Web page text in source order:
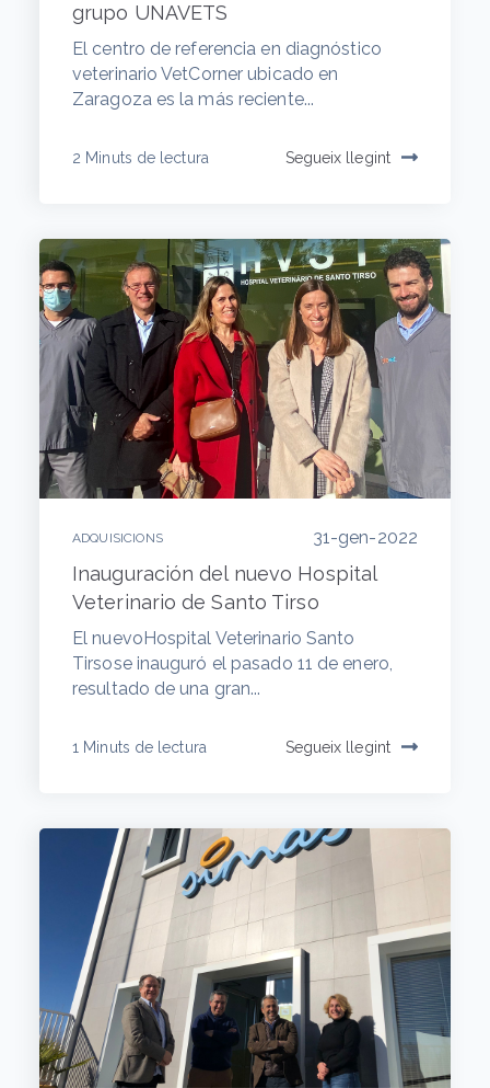
grupo UNAVETS
El centro de referencia en diagnóstico
veterinario VetCorner ubicado en
Zaragoza es la más reciente...
2 Minuts de lectura Segueix llegint
ADQUISICIONS 31-gen-2022
Inauguración del nuevo Hospital
Veterinario de Santo Tirso
El nuevoHospital Veterinario Santo
Tirsose inauguró el pasado 11 de enero,
resultado de una gran...
1 Minuts de lectura Segueix llegint